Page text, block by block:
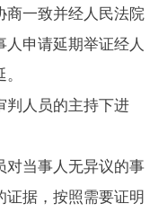
商一致并经人民法院
申请延期举证经人
人员的主持下进
对当事人无异议的事
据，按照需要证明